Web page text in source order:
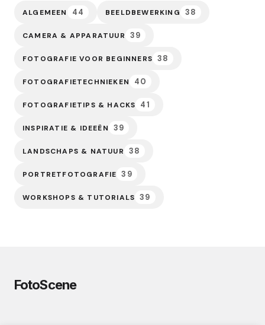
ALGEMEEN 44 BEELDBEWERKING 38
CAMERA & APPARATUUR 39
FOTOGRAFIE VOOR BEGINNERS 38
FOTOGRAFIETECHNIEKEN 40
FOTOGRAFIETIPS & HACKS 41
INSPIRATIE & IDEEËN 39
LANDSCHAPS & NATUUR 38
PORTRETFOTOGRAFIE 39
WORKSHOPS & TUTORIALS 39
FotoScene